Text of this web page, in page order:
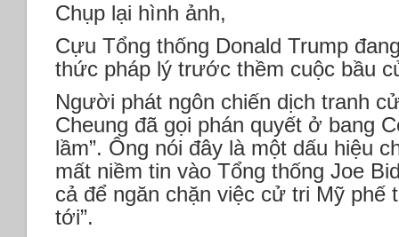
Chụp lại hình ảnh,
Cựu Tổng thống Donald Trump
thức pháp lý trước thềm cuộc bầu
Người phát ngôn chiến dịch tranh
Cheung đã gọi phán quyết ở bang
lầm”. Ông nói đây là một dấu hiệu
mất niềm tin vào Tổng thống Joe
cả để ngăn chặn việc cử tri Mỹ phế
tới”.